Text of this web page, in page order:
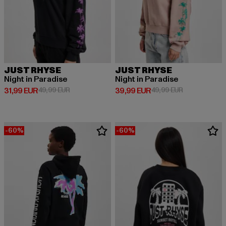
JUST RHYSE
Night in Paradise
31,99 EUR
Derzeitiger Preis: 31,99 EUR
49,99 EURAktionspreis: 49,99 EUR
JUST RHYSE
Night in Paradise
39,99 EUR
Derzeitiger Preis: 39,99 EUR
49,99 EURAktionspreis:
-60% -60%